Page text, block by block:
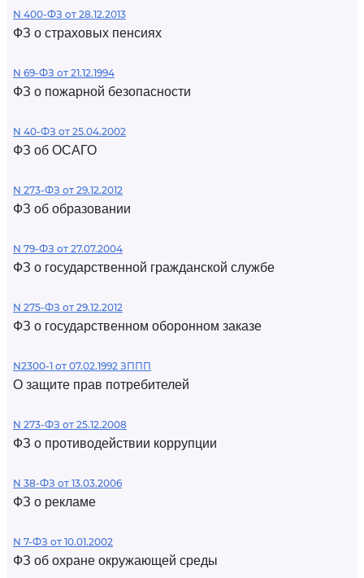
N 400-ФЗ от 28.12.2013
ФЗ о страховых пенсиях
N 69-ФЗ от 21.12.1994
ФЗ о пожарной безопасности
N 40-ФЗ от 25.04.2002
ФЗ об ОСАГО
N 273-ФЗ от 29.12.2012
ФЗ об образовании
N 79-ФЗ от 27.07.2004
ФЗ о государственной гражданской службе
N 275-ФЗ от 29.12.2012
ФЗ о государственном оборонном заказе
N2300-1 от 07.02.1992 ЗППП
О защите прав потребителей
N 273-ФЗ от 25.12.2008
ФЗ о противодействии коррупции
N 38-ФЗ от 13.03.2006
ФЗ о рекламе
N 7-ФЗ от 10.01.2002
ФЗ об охране окружающей среды